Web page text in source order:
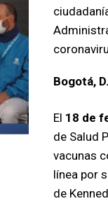
Bogotá,
El 18 de
de Salud
vacunas
línea por
de